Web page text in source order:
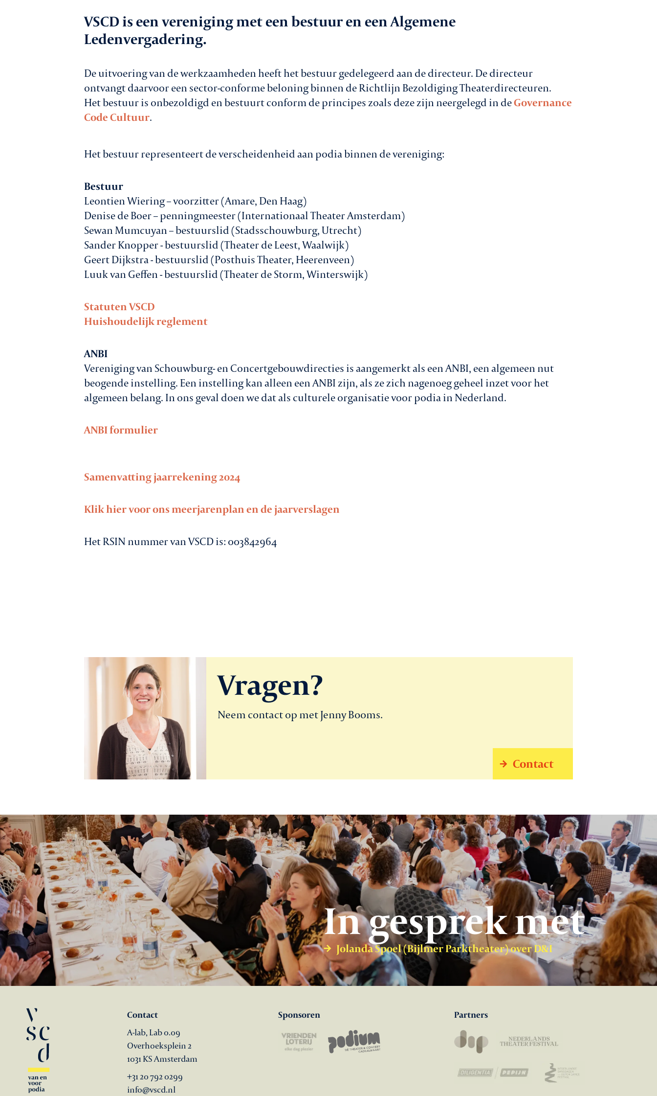
Werkgeverszaken
Promotie
Netwerk & service
Lid worden
In gesprek met
Vacatures
Contact
Aanmelden nieuwsbrief
VSCD is een vereniging met een bestuur en een Algemene
Ledenvergadering.
De uitvoering van de werkzaamheden heeft het bestuur gedelegeerd aan de directeur. De directeur
ontvangt daarvoor een sector-conforme beloning binnen de Richtlijn Bezoldiging Theaterdirecteuren.
Het bestuur is onbezoldigd en bestuurt conform de principes zoals deze zijn neergelegd in deGovernance
Code Cultuur.
Het bestuur representeert de verscheidenheid aan podia binnen de vereniging:
Bestuur
Leontien Wiering – voorzitter (Amare, Den Haag)
Denise de Boer – penningmeester (Internationaal Theater Amsterdam)
Sewan Mumcuyan – bestuurslid (Stadsschouwburg, Utrecht)
Sander Knopper - bestuurslid (Theater de Leest, Waalwijk)
Geert Dijkstra - bestuurslid (Posthuis Theater, Heerenveen)
Luuk van Geffen - bestuurslid (Theater de Storm, Winterswijk)
Statuten VSCD
Huishoudelijk reglement
ANBI
Vereniging van Schouwburg- en Concertgebouwdirecties is aangemerkt als een ANBI, een algemeen nut
beogende instelling. Een instelling kan alleen een ANBI zijn, als ze zich nagenoeg geheel inzet voor het
algemeen belang. In ons geval doen we dat als culturele organisatie voor podia in Nederland.
ANBI formulier
Samenvatting jaarrekening 2024
Klik hier voor ons meerjarenplan en de jaarverslagen
Het RSIN nummer van VSCD is: 003842964
Vragen?
Neem contact op met Jenny Booms.
Contact
In gesprek met
Jolanda Spoel (Bijlmer Parktheater) over D&I
Contact
A-lab, Lab 0.09
Overhoeksplein 2
1031 KS Amsterdam
+31 20 792 0299
info@vscd.nl
Sponsoren Partners